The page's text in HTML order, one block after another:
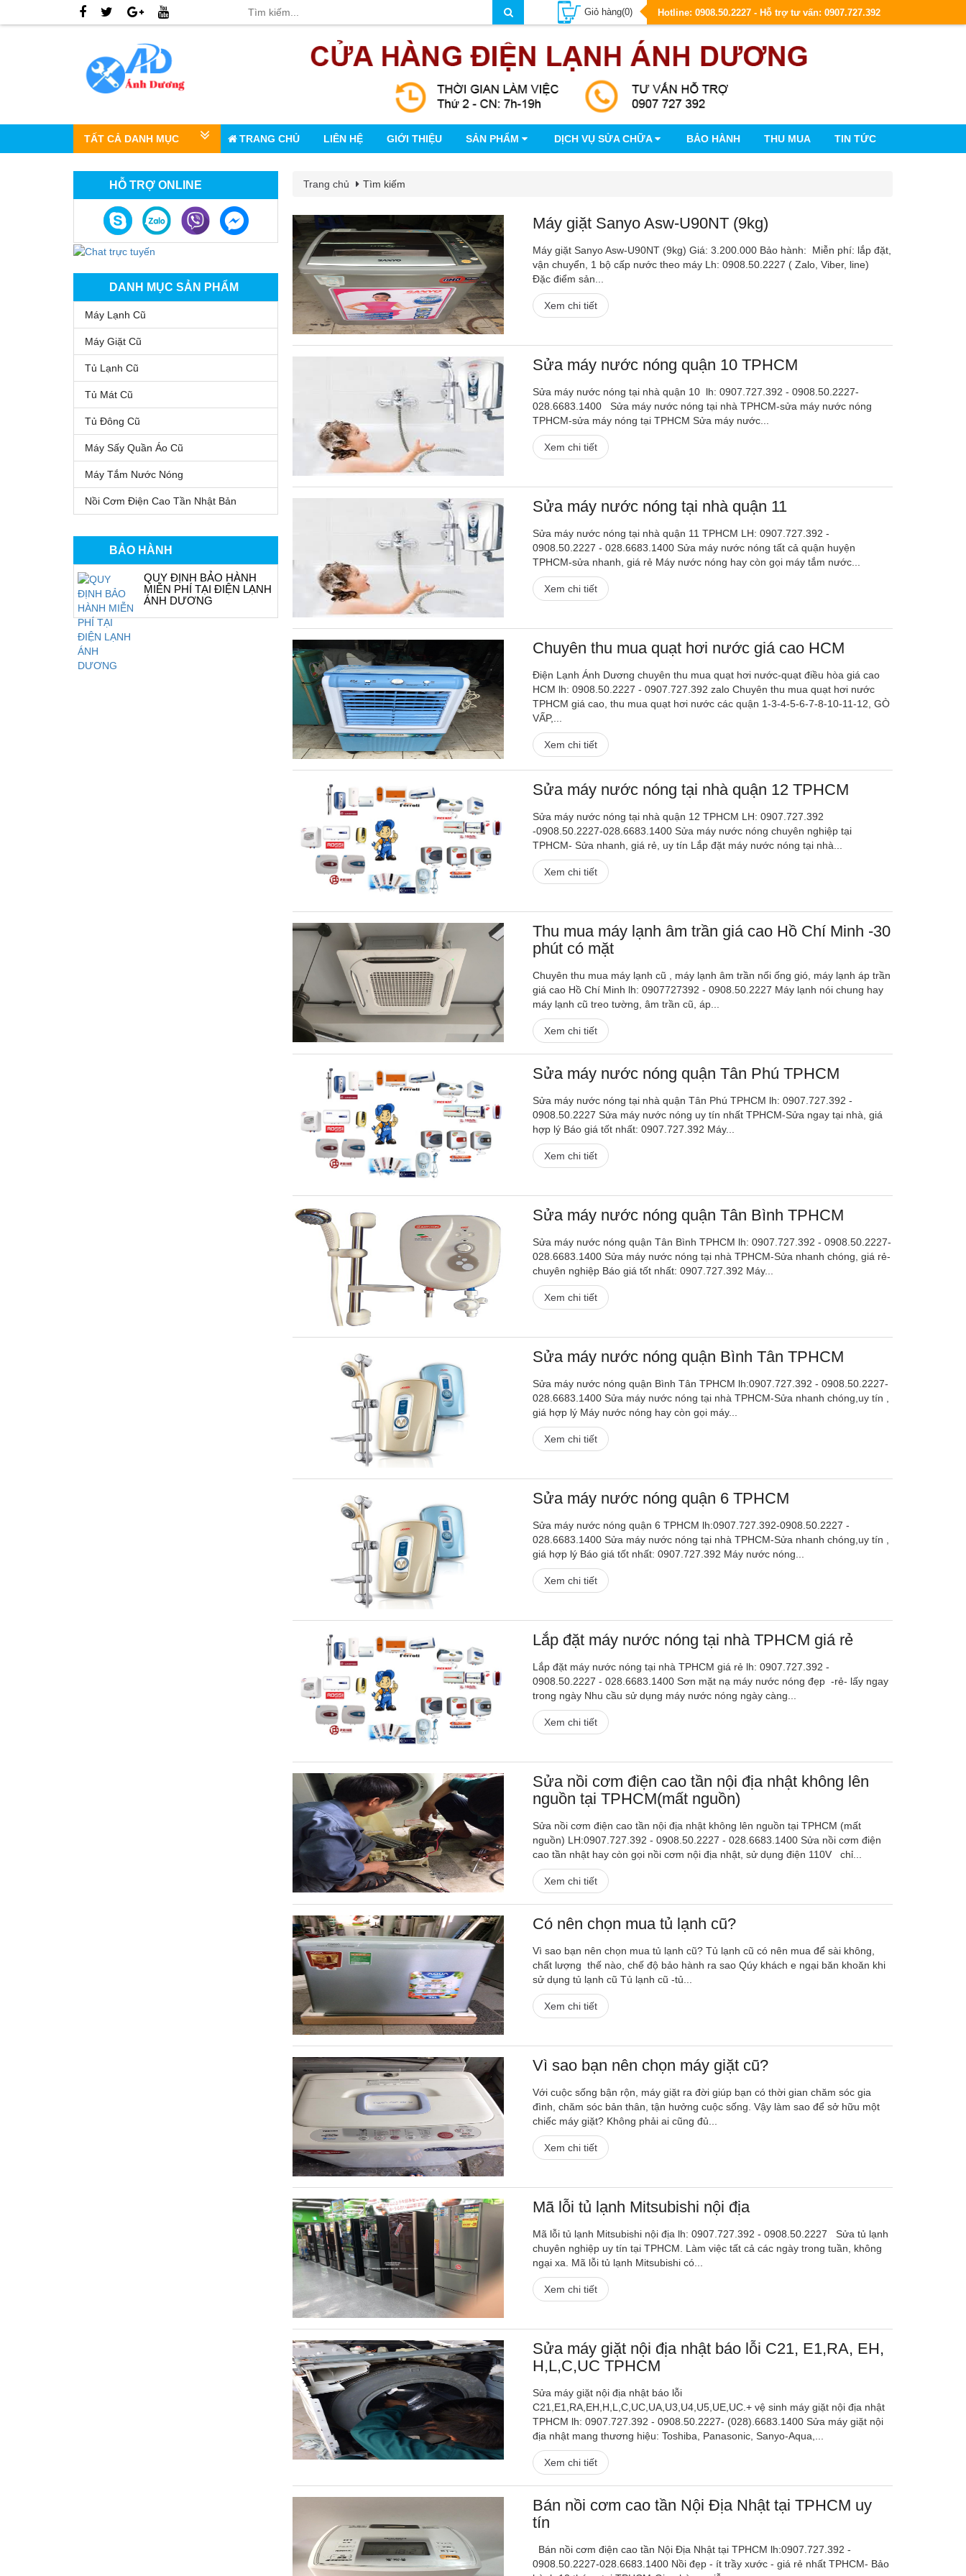
Giỏ hàng(0) Hotline: 0908.50.2227 - Hỗ trợ tư vấn: 0907.727.392
TẤT CẢ DANH MỤC TRANG CHỦ LIÊN HỆ GIỚI THIỆU SẢN PHẨM DỊCH VỤ SỬA CHỮA BẢO HÀNH THU MUA TIN TỨC
HỖ TRỢ ONLINE
DANH MỤC SẢN PHẨM
Máy Lạnh Cũ
Máy Giặt Cũ
Tủ Lạnh Cũ
Tủ Mát Cũ
Tủ Đông Cũ
Máy Sấy Quần Áo Cũ
Máy Tắm Nước Nóng
Nồi Cơm Điện Cao Tần Nhật Bản
BẢO HÀNH
QUY ĐỊNH BẢO HÀNH
MIỄN PHÍ TẠI ĐIỆN LẠNH
ÁNH DƯƠNG
Trang chủ Tìm kiếm
Máy giặt Sanyo Asw-U90NT (9kg)
Máy giặt Sanyo Asw-U90NT (9kg) Giá: 3.200.000 Bảo hành: Miễn phí: lắp đặt,
vận chuyển, 1 bộ cấp nước theo máy Lh: 0908.50.2227 ( Zalo, Viber, line)
Đặc điểm sản...
Xem chi tiết
Sửa máy nước nóng quận 10 TPHCM
Sửa máy nước nóng tại nhà quận 10 lh: 0907.727.392 - 0908.50.2227-
028.6683.1400 Sửa máy nước nóng tại nhà TPHCM-sửa máy nước nóng
TPHCM-sửa máy nóng tại TPHCM Sửa máy nước...
Xem chi tiết
Sửa máy nước nóng tại nhà quận 11
Sửa máy nước nóng tại nhà quận 11 TPHCM LH: 0907.727.392 -
0908.50.2227 - 028.6683.1400 Sửa máy nước nóng tất cả quận huyện
TPHCM-sửa nhanh, giá rẻ Máy nước nóng hay còn gọi máy tắm nước...
Xem chi tiết
Chuyên thu mua quạt hơi nước giá cao HCM
Điện Lạnh Ánh Dương chuyên thu mua quạt hơi nước-quạt điều hòa giá cao
HCM lh: 0908.50.2227 - 0907.727.392 zalo Chuyên thu mua quạt hơi nước
TPHCM giá cao, thu mua quạt hơi nước các quận 1-3-4-5-6-7-8-10-11-12, GÒ
VẤP,...
Xem chi tiết
Sửa máy nước nóng tại nhà quận 12 TPHCM
Sửa máy nước nóng tại nhà quận 12 TPHCM LH: 0907.727.392
-0908.50.2227-028.6683.1400 Sửa máy nước nóng chuyên nghiệp tại
TPHCM- Sửa nhanh, giá rẻ, uy tín Lắp đặt máy nước nóng tại nhà...
Xem chi tiết
Thu mua máy lạnh âm trần giá cao Hồ Chí Minh -30
phút có mặt
Chuyên thu mua máy lạnh cũ , máy lạnh âm trần nối ống gió, máy lạnh áp trần
giá cao Hồ Chí Minh lh: 0907727392 - 0908.50.2227 Máy lạnh nói chung hay
máy lạnh cũ treo tường, âm trần cũ, áp...
Xem chi tiết
Sửa máy nước nóng quận Tân Phú TPHCM
Sửa máy nước nóng tại nhà quận Tân Phú TPHCM lh: 0907.727.392 -
0908.50.2227 Sửa máy nước nóng uy tín nhất TPHCM-Sửa ngay tại nhà, giá
hợp lý Báo giá tốt nhất: 0907.727.392 Máy...
Xem chi tiết
Sửa máy nước nóng quận Tân Bình TPHCM
Sửa máy nước nóng quận Tân Bình TPHCM lh: 0907.727.392 - 0908.50.2227-
028.6683.1400 Sửa máy nước nóng tại nhà TPHCM-Sửa nhanh chóng, giá rẻ-
chuyên nghiệp Báo giá tốt nhất: 0907.727.392 Máy...
Xem chi tiết
Sửa máy nước nóng quận Bình Tân TPHCM
Sửa máy nước nóng quận Bình Tân TPHCM lh:0907.727.392 - 0908.50.2227-
028.6683.1400 Sửa máy nước nóng tại nhà TPHCM-Sửa nhanh chóng,uy tín ,
giá hợp lý Máy nước nóng hay còn gọi máy...
Xem chi tiết
Sửa máy nước nóng quận 6 TPHCM
Sửa máy nước nóng quận 6 TPHCM lh:0907.727.392-0908.50.2227 -
028.6683.1400 Sửa máy nước nóng tại nhà TPHCM-Sửa nhanh chóng,uy tín ,
giá hợp lý Báo giá tốt nhất: 0907.727.392 Máy nước nóng...
Xem chi tiết
Lắp đặt máy nước nóng tại nhà TPHCM giá rẻ
Lắp đặt máy nước nóng tại nhà TPHCM giá rẻ lh: 0907.727.392 -
0908.50.2227 - 028.6683.1400 Sơn mặt nạ máy nước nóng đẹp -rẻ- lấy ngay
trong ngày Nhu cầu sử dụng máy nước nóng ngày càng...
Xem chi tiết
Sửa nồi cơm điện cao tần nội địa nhật không lên
nguồn tại TPHCM(mất nguồn)
Sửa nồi cơm điện cao tần nội địa nhật không lên nguồn tại TPHCM (mất
nguồn) LH:0907.727.392 - 0908.50.2227 - 028.6683.1400 Sửa nồi cơm điện
cao tần nhật hay còn gọi nồi cơm nội địa nhật, sử dụng điện 110V chỉ...
Xem chi tiết
Có nên chọn mua tủ lạnh cũ?
Vì sao bạn nên chọn mua tủ lạnh cũ? Tủ lạnh cũ có nên mua để sài không,
chất lượng thế nào, chế độ bảo hành ra sao Qúy khách e ngại băn khoăn khi
sử dụng tủ lạnh cũ Tủ lạnh cũ -tủ...
Xem chi tiết
Vì sao bạn nên chọn máy giặt cũ?
Với cuộc sống bận rộn, máy giặt ra đời giúp bạn có thời gian chăm sóc gia
đình, chăm sóc bản thân, tận hưởng cuộc sống. Vậy làm sao để sở hữu một
chiếc máy giặt? Không phải ai cũng đủ...
Xem chi tiết
Mã lỗi tủ lạnh Mitsubishi nội địa
Mã lỗi tủ lạnh Mitsubishi nội địa lh: 0907.727.392 - 0908.50.2227 Sửa tủ lạnh
chuyên nghiệp uy tín tại TPHCM. Làm việc tất cả các ngày trong tuần, không
ngại xa. Mã lỗi tủ lạnh Mitsubishi có...
Xem chi tiết
Sửa máy giặt nội địa nhật báo lỗi C21, E1,RA, EH,
H,L,C,UC TPHCM
Sửa máy giặt nội địa nhật báo lỗi
C21,E1,RA,EH,H,L,C,UC,UA,U3,U4,U5,UE,UC.+ vệ sinh máy giặt nội địa nhật
TPHCM lh: 0907.727.392 - 0908.50.2227- (028).6683.1400 Sửa máy giặt nội
địa nhật mang thương hiệu: Toshiba, Panasonic, Sanyo-Aqua,...
Xem chi tiết
Bán nồi cơm cao tần Nội Địa Nhật tại TPHCM uy
tín
Bán nồi cơm điện cao tần Nội Địa Nhật tại TPHCM lh:0907.727.392 -
0908.50.2227-028.6683.1400 Nồi đẹp - ít trầy xước - giá rẻ nhất TPHCM- Bảo